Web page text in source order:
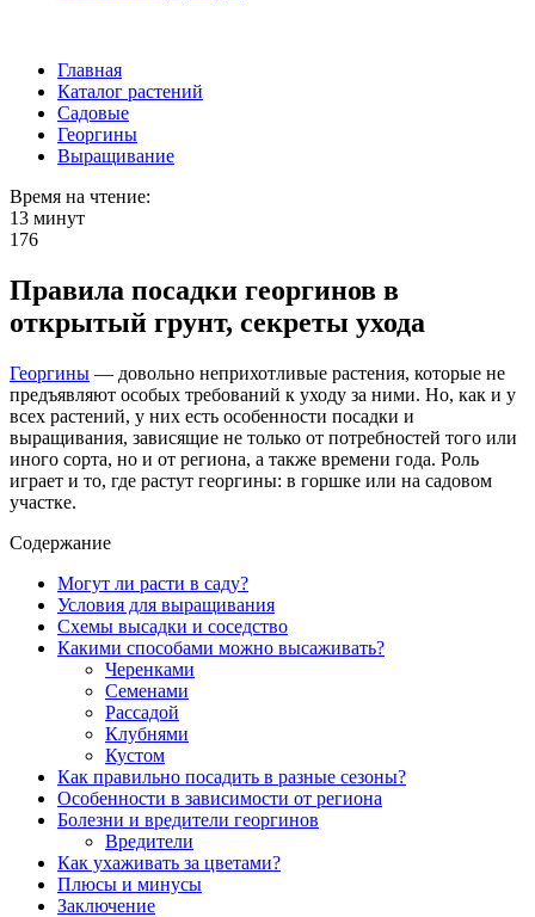
Главная
Каталог растений
Садовые
Георгины
Выращивание
Время на чтение:
13 минут
176
Правила посадки георгинов в
открытый грунт, секреты ухода
Георгины — довольно неприхотливые растения, которые не
предъявляют особых требований к уходу за ними. Но, как и у
всех растений, у них есть особенности посадки и
выращивания, зависящие не только от потребностей того или
иного сорта, но и от региона, а также времени года. Роль
играет и то, где растут георгины: в горшке или на садовом
участке.
Содержание
Могут ли расти в саду?
Условия для выращивания
Схемы высадки и соседство
Какими способами можно высаживать?
Черенками
Семенами
Рассадой
Клубнями
Кустом
Как правильно посадить в разные сезоны?
Особенности в зависимости от региона
Болезни и вредители георгинов
Вредители
Как ухаживать за цветами?
Плюсы и минусы
Заключение